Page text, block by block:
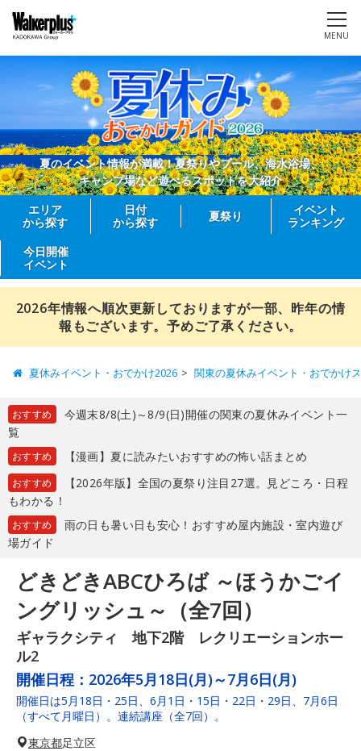
MENU
夏のイベント情報が満載！夏祭りやプール、海水浴場、
キャンプ場など遊べるスポットを大紹介
エリア
から探す
日付
から探す
夏祭り
イベント
ランキング
今日開催
イベント
2026年情報へ順次更新しておりますが一部、昨年の情
報もございます。予めご了承ください。
夏休みイベント・おでかけ2026 関東の夏休みイベント・おでかけ
おすすめ
今週末8/8(土)～8/9(日)開催の関東の夏休みイベント一
覧
おすすめ 【漫画】夏に読みたいおすすめの怖い話まとめ
おすすめ
【2026年版】全国の夏祭り注目27選。見どころ・日程
もわかる！
おすすめ
雨の日も暑い日も安心！おすすめ屋内施設・室内遊び
場ガイド
どきどきABCひろば ～ほうかごイ
ングリッシュ～（全7回）
ギャラクシティ 地下2階 レクリエーションホー
ル2
開催日程： 2026年5月18日(月)～7月6日(月)
開催日は5月18日・25日、6月1日・15日・22日・29日、7月6日
（すべて月曜日）。連続講座（全7回）。
東京都足立区